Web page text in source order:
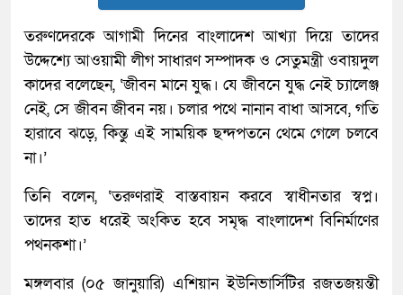
তরুণদেরকে আগামী দিনের বাংলাদেশ আখ্যা দিয়ে তাদের
উদ্দেশ্যে আওয়ামী লীগ সাধারণ সম্পাদক ও সেতুমন্ত্রী ওবায়দুল
কাদের বলেছেন, ‘জীবন মানে যুদ্ধ। যে জীবনে যুদ্ধ নেই চ্যালেঞ্জ
নেই, সে জীবন জীবন নয়। চলার পথে নানান বাধা আসবে, গতি
হারাবে ঝড়ে, কিন্তু এই সাময়িক ছন্দপতনে থেমে গেলে চলবে
না।’
তিনি বলেন, ‘তরুণরাই বাস্তবায়ন করবে স্বাধীনতার স্বপ্ন।
তাদের হাত ধরেই অংকিত হবে সমৃদ্ধ বাংলাদেশ বিনির্মাণের
পথনকশা।’
মঙ্গলবার (০৫ জানুয়ারি) এশিয়ান ইউনিভার্সিটির রজতজয়ন্তী